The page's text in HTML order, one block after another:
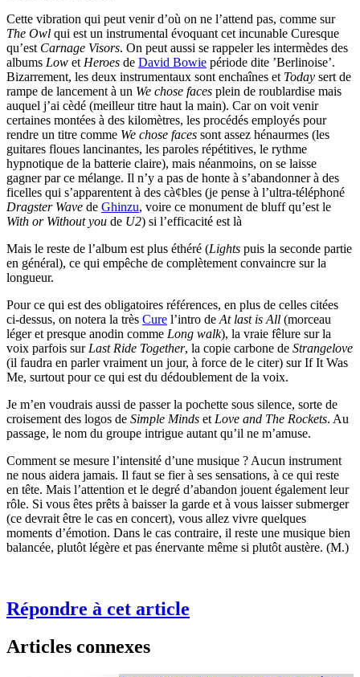
Cette vibration qui peut venir d’où on ne l’attend pas, comme sur
The Owl qui est un instrumental évoquant cet incunable Curesque
qu’est Carnage Visors. On peut aussi se rappeler les intermèdes des
albums Low et Heroes de David Bowie période dite ’Berlinoise’.
Bizarrement, les deux instrumentaux sont enchaînes et Today sert de
rampe de lancement à un We chose faces plein de roublardise mais
auquel j’ai cèdé (meilleur titre haut la main). Car on voit venir
certaines montées à des kilomètres, les procédés employés pour
rendre un titre comme We chose faces sont assez hénaurmes (les
guitares floues lancinantes, les paroles répétitives, le rythme
hypnotique de la batterie claire), mais néanmoins, on se laisse
gagner par ce mélange. Il n’y a pas de honte à s’abandonner à des
ficelles qui s’apparentent à des cà¢bles (je pense à l’ultra-téléphoné
Dragster Wave de Ghinzu, voire ce monument de bluff qu’est le
With or Without you de U2) si l’efficacité est là
Mais le reste de l’album est plus éthéré (Lights puis la seconde partie
en général), ce qui empêche de complètement convaincre sur la
longueur.
Pour ce qui est des obligatoires références, en plus de celles citées
ci-dessus, on notera la très Cure l’intro de At last is All (morceau
léger et presque anodin comme Long walk), la vraie fêlure sur la
voix parfois sur Last Ride Together, la copie carbone de Strangelove
(il faudra en parler vraiment un jour, à force de le citer) sur If It Was
Me, surtout pour ce qui est du dédoublement de la voix.
Je m’en voudrais aussi de passer la pochette sous silence, sorte de
croisement des logos de Simple Minds et Love and The Rockets. Au
passage, le nom du groupe intrigue autant qu’il ne m’amuse.
Comment se mesure l’intensité d’une musique ? Aucun instrument
ne nous aidera jamais. Il faut se fier à ses sensations, à ce qui reste
en tête. Mais l’attention et le degré d’abandon jouent également leur
rôle. Si vous êtes prêts à baisser la garde et à vous laisser submerger
(ce devrait être le cas en concert), vous allez vivre quelques
moments d’émotion. Dans le cas contraire, il reste une musique bien
balancée, plutôt légère et pas énervante même si plutôt austère. (M.)
Répondre à cet article
Articles connexes